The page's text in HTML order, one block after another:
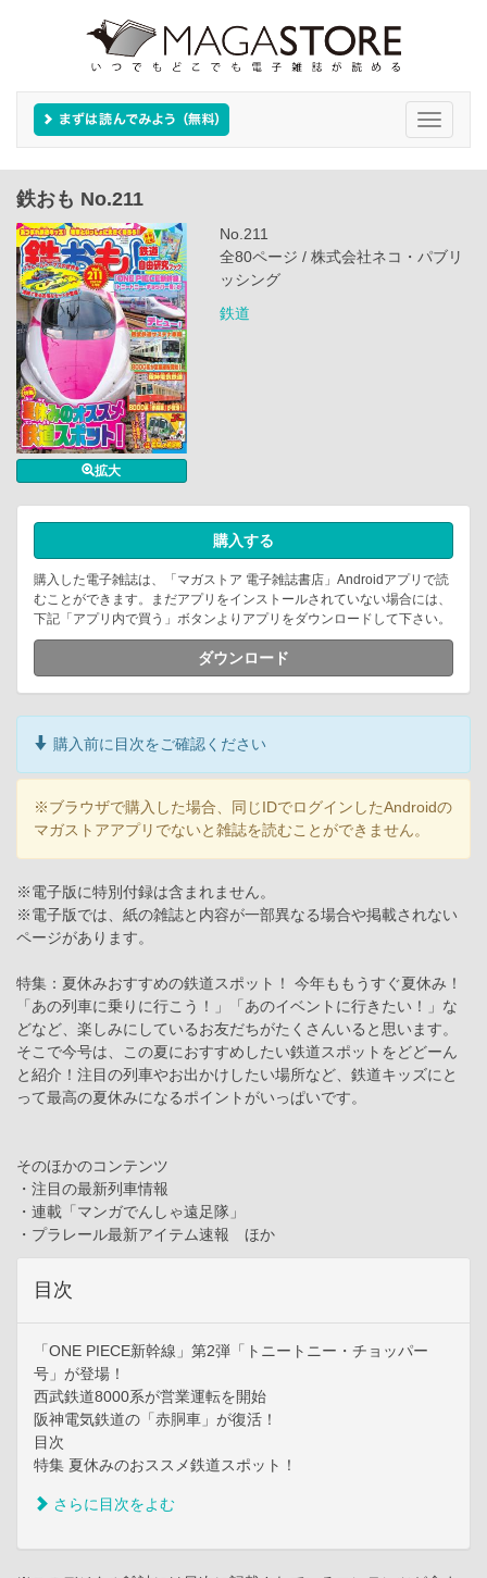
Toggle
鉄おも No.211
拡大
No.211
全80ページ / 株式会社ネコ・パブリ
ッシング
鉄道
購入する
購入した電子雑誌は、「マガストア 電子雑誌書店」Androidアプリで読
むことができます。まだアプリをインストールされていない場合には、
下記「アプリ内で買う」ボタンよりアプリをダウンロードして下さい。
ダウンロード
購入前に目次をご確認ください
※ブラウザで購入した場合、同じIDでログインしたAndroidの
マガストアアプリでないと雑誌を読むことができません。
※電子版に特別付録は含まれません。
※電子版では、紙の雑誌と内容が一部異なる場合や掲載されない
ページがあります。
特集：夏休みおすすめの鉄道スポット！ 今年ももうすぐ夏休み！
「あの列車に乗りに行こう！」「あのイベントに行きたい！」な
どなど、楽しみにしているお友だちがたくさんいると思います。
そこで今号は、この夏におすすめしたい鉄道スポットをどどーん
と紹介！注目の列車やお出かけしたい場所など、鉄道キッズにと
って最高の夏休みになるポイントがいっぱいです。
そのほかのコンテンツ
・注目の最新列車情報
・連載「マンガでんしゃ遠足隊」
・プラレール最新アイテム速報 ほか
目次
「ONE PIECE新幹線」第2弾「トニートニー・チョッパー
号」が登場！
西武鉄道8000系が営業運転を開始
阪神電気鉄道の「赤胴車」が復活！
目次
特集 夏休みのおススメ鉄道スポット！
さらに目次をよむ